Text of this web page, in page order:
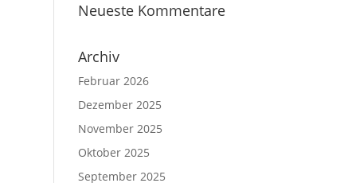
Neueste Kommentare
Archiv
Februar 2026
Dezember 2025
November 2025
Oktober 2025
September 2025